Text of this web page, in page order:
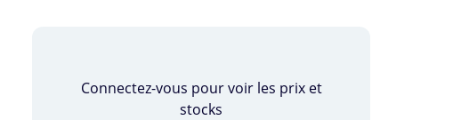
Connectez-vous pour voir les prix et
stocks